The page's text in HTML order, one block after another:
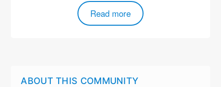
Read more
ABOUT THIS COMMUNITY